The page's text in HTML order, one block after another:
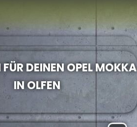
.
DEINEN OPEL MOKKA
IN OLFEN